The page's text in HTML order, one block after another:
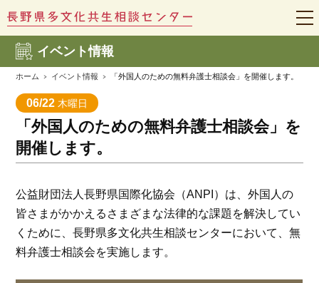
t
l
イベント情報
ホーム イベント情報 「外国人のための無料弁護士相談会」を開催します。
06/22 木曜日
「外国人のための無料弁護士相談会」を
開催します。
公益財団法人長野県国際化協会（ANPI）は、外国人の
皆さまがかかえるさまざまな法律的な課題を解決してい
くために、長野県多文化共生相談センターにおいて、無
料弁護士相談会を実施します。